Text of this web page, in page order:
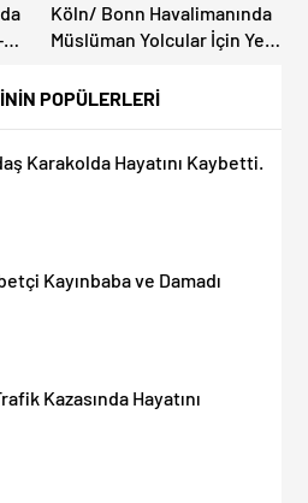
POPÜLERLERİ
Karakolda Hayatını Kaybetti.
Kayınbaba ve Damadı
Kazasında Hayatını
Köln/ Bonn Havalimanında
Müslüman Yolcular İçin Yeni